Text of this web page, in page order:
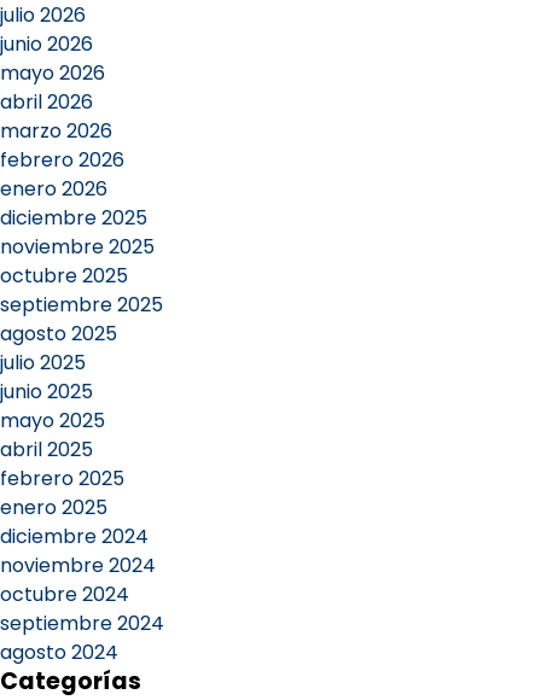
julio 2026
junio 2026
mayo 2026
abril 2026
marzo 2026
febrero 2026
enero 2026
diciembre 2025
noviembre 2025
octubre 2025
septiembre 2025
agosto 2025
julio 2025
junio 2025
mayo 2025
abril 2025
febrero 2025
enero 2025
diciembre 2024
noviembre 2024
octubre 2024
septiembre 2024
agosto 2024
Categorías